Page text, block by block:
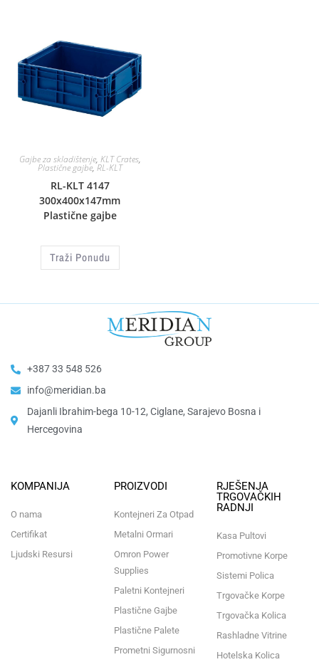
Gajbe za skladištenje, KLT Crates,
Plastične gajbe,RL-KLT
RL-KLT 4147
300x400x147mm
Plastične gajbe
Traži Ponudu
+387 33 548 526
info@meridian.ba
Dajanli Ibrahim-bega 10-12, Ciglane, Sarajevo Bosna i
Hercegovina​
KOMPANIJA
O nama
Certifikat
Ljudski Resursi
PROIZVODI
Kontejneri Za Otpad
Metalni Ormari
Omron Power
Supplies
Paletni Kontejneri
Plastične Gajbe
Plastične Palete
Prometni Sigurnosni
RJEŠENJA
TRGOVAČKIH
RADNJI
Kasa Pultovi
Promotivne Korpe
Sistemi Polica
Trgovačke Korpe
Trgovačka Kolica
Rashladne Vitrine
Hotelska Kolica